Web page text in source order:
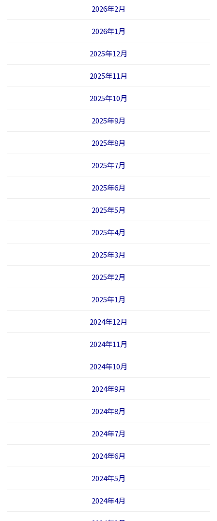
2026年2月
2026年1月
2025年12月
2025年11月
2025年10月
2025年9月
2025年8月
2025年7月
2025年6月
2025年5月
2025年4月
2025年3月
2025年2月
2025年1月
2024年12月
2024年11月
2024年10月
2024年9月
2024年8月
2024年7月
2024年6月
2024年5月
2024年4月